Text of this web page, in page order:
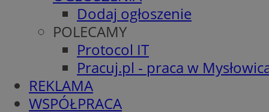
Dodaj ogłoszenie
POLECAMY
Protocol IT
Pracuj.pl - praca w
REKLAMA
WSPÓŁPRACA